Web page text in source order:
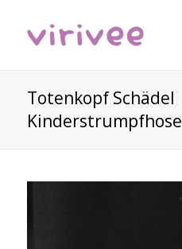
Totenkopf Schädel
Kinderstrumpfhose